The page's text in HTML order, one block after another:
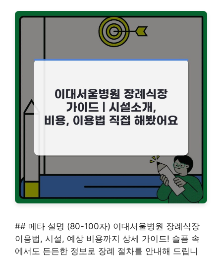
## 메타 설명 (80-100자) 이대서울병원 장례식장
이용법, 시설, 예상 비용까지 상세 가이드! 슬픔 속
에서도 든든한 정보로 장례 절차를 안내해 드립니